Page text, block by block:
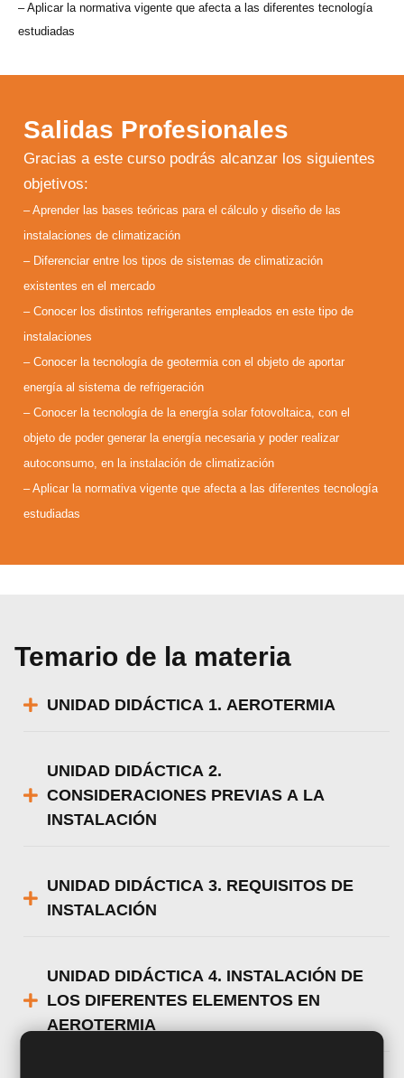
– Aplicar la normativa vigente que afecta a las diferentes tecnología
estudiadas
Salidas Profesionales
Gracias a este curso podrás alcanzar los siguientes
objetivos:
– Aprender las bases teóricas para el cálculo y diseño de las
instalaciones de climatización
– Diferenciar entre los tipos de sistemas de climatización
existentes en el mercado
– Conocer los distintos refrigerantes empleados en este tipo de
instalaciones
– Conocer la tecnología de geotermia con el objeto de aportar
energía al sistema de refrigeración
– Conocer la tecnología de la energía solar fotovoltaica, con el
objeto de poder generar la energía necesaria y poder realizar
autoconsumo, en la instalación de climatización
– Aplicar la normativa vigente que afecta a las diferentes tecnología
estudiadas
Temario de la materia
UNIDAD DIDÁCTICA 1. AEROTERMIA
UNIDAD DIDÁCTICA 2.
CONSIDERACIONES PREVIAS A LA
INSTALACIÓN
UNIDAD DIDÁCTICA 3. REQUISITOS DE
INSTALACIÓN
UNIDAD DIDÁCTICA 4. INSTALACIÓN DE
LOS DIFERENTES ELEMENTOS EN
AEROTERMIA